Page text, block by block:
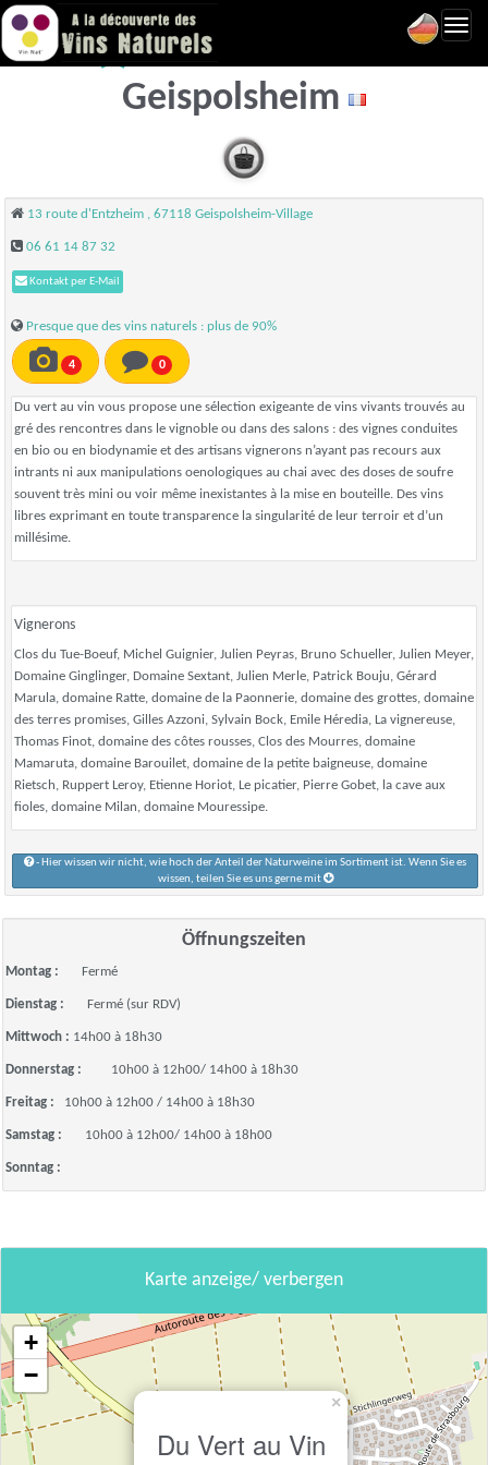
Du Vert au Vin -
Geispolsheim
13 route d'Entzheim , 67118 Geispolsheim-Village
06 61 14 87 32
Kontakt per E-Mail
Presque que des vins naturels : plus de 90%
4 0
Du vert au vin vous propose une sélection exigeante de vins vivants trouvés au
gré des rencontres dans le vignoble ou dans des salons : des vignes conduites
en bio ou en biodynamie et des artisans vignerons n’ayant pas recours aux
intrants ni aux manipulations oenologiques au chai avec des doses de soufre
souvent très mini ou voir même inexistantes à la mise en bouteille. Des vins
libres exprimant en toute transparence la singularité de leur terroir et d’un
millésime.
Vignerons
Clos du Tue-Boeuf, Michel Guignier, Julien Peyras, Bruno Schueller, Julien Meyer,
Domaine Ginglinger, Domaine Sextant, Julien Merle, Patrick Bouju, Gérard
Marula, domaine Ratte, domaine de la Paonnerie, domaine des grottes, domaine
des terres promises, Gilles Azzoni, Sylvain Bock, Emile Héredia, La vignereuse,
Thomas Finot, domaine des côtes rousses, Clos des Mourres, domaine
Mamaruta, domaine Barouilet, domaine de la petite baigneuse, domaine
Rietsch, Ruppert Leroy, Etienne Horiot, Le picatier, Pierre Gobet, la cave aux
fioles, domaine Milan, domaine Mouressipe.
- Hier wissen wir nicht, wie hoch der Anteil der Naturweine im Sortiment ist. Wenn Sie es
wissen, teilen Sie es uns gerne mit
Öffnungszeiten
Montag : Fermé
Dienstag : Fermé (sur RDV)
Mittwoch : 14h00 à 18h30
Donnerstag : 10h00 à 12h00/ 14h00 à 18h30
Freitag : 10h00 à 12h00 / 14h00 à 18h30
Samstag : 10h00 à 12h00/ 14h00 à 18h00
Sonntag :
Karte anzeige/ verbergen
Du Vert au Vin
×
+
−